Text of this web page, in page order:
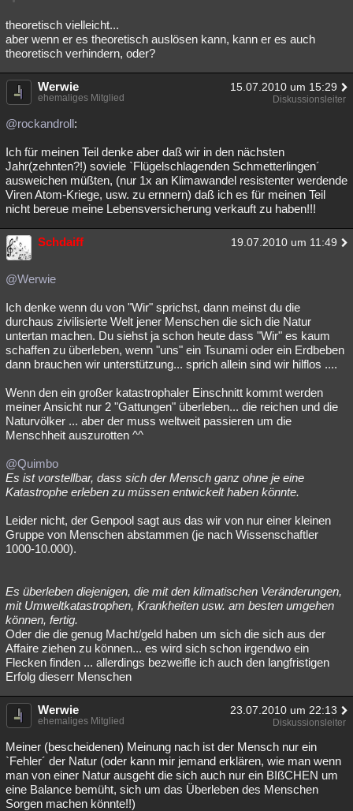
theoretisch vielleicht...
aber wenn er es theoretisch auslösen kann, kann er es auch
theoretisch verhindern, oder?
Werwie 15.07.2010 um 15:29
ehemaliges Mitglied Diskussionsleiter
@rockandroll:
Ich für meinen Teil denke aber daß wir in den nächsten
Jahr(zehnten?!) soviele `Flügelschlagenden Schmetterlingen´
ausweichen müßten, (nur 1x an Klimawandel resistenter werdende
Viren Atom-Kriege, usw. zu ernnern) daß ich es für meinen Teil
nicht bereue meine Lebensversicherung verkauft zu haben!!!
Schdaiff 19.07.2010 um 11:49
@Werwie
Ich denke wenn du von "Wir" sprichst, dann meinst du die
durchaus zivilisierte Welt jener Menschen die sich die Natur
untertan machen. Du siehst ja schon heute dass "Wir" es kaum
schaffen zu überleben, wenn "uns" ein Tsunami oder ein Erdbeben
dann brauchen wir unterstützung... sprich allein sind wir hilflos ....
Wenn den ein großer katastrophaler Einschnitt kommt werden
meiner Ansicht nur 2 "Gattungen" überleben... die reichen und die
Naturvölker ... aber der muss weltweit passieren um die
Menschheit auszurotten ^^
@Quimbo
Es ist vorstellbar, dass sich der Mensch ganz ohne je eine
Katastrophe erleben zu müssen entwickelt haben könnte.
Leider nicht, der Genpool sagt aus das wir von nur einer kleinen
Gruppe von Menschen abstammen (je nach Wissenschaftler
1000-10.000).
Es überleben diejenigen, die mit den klimatischen Veränderungen,
mit Umweltkatastrophen, Krankheiten usw. am besten umgehen
können, fertig.
Oder die die genug Macht/geld haben um sich die sich aus der
Affaire ziehen zu können... es wird sich schon irgendwo ein
Flecken finden ... allerdings bezweifle ich auch den langfristigen
Erfolg dieserr Menschen
Werwie 23.07.2010 um 22:13
ehemaliges Mitglied Diskussionsleiter
Meiner (bescheidenen) Meinung nach ist der Mensch nur ein
`Fehler´ der Natur (oder kann mir jemand erklären, wie man wenn
man von einer Natur ausgeht die sich auch nur ein BIßCHEN um
eine Balance bemüht, sich um das Überleben des Menschen
Sorgen machen könnte!!)